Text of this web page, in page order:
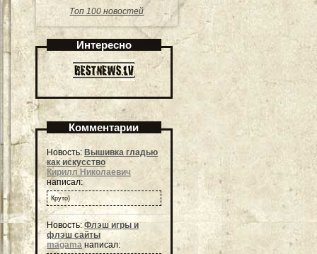
Топ 100 новостей
Интересно
Комментарии
Новость: Вышивка гладью
как искусство
Кирилл Николаевич
написал:
Круто)
Новость:Флэш игры и
флэш сайты
magama написал: